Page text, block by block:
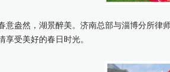
意盎然，湖景醉美。济南总部与淄博分所律
享受美好的春日时光。